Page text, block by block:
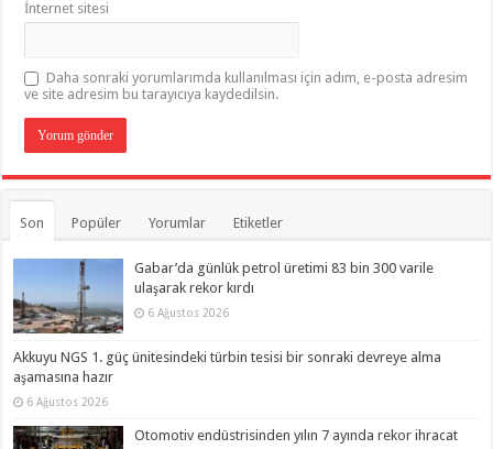
İnternet sitesi
Daha sonraki yorumlarımda kullanılması için adım, e-posta adresim
ve site adresim bu tarayıcıya kaydedilsin.
Son Popüler Yorumlar Etiketler
Gabar’da günlük petrol üretimi 83 bin 300 varile
ulaşarak rekor kırdı
6 Ağustos 2026
Akkuyu NGS 1. güç ünitesindeki türbin tesisi bir sonraki devreye alma
aşamasına hazır
6 Ağustos 2026
Otomotiv endüstrisinden yılın 7 ayında rekor ihracat